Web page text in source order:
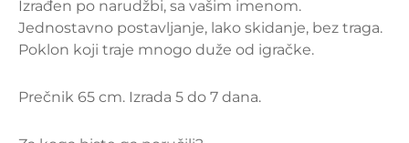
Izrađen po narudžbi, sa vašim imenom.
Jednostavno postavljanje, lako skidanje, bez traga.
Poklon koji traje mnogo duže od igračke.
Prečnik 65 cm. Izrada 5 do 7 dana.